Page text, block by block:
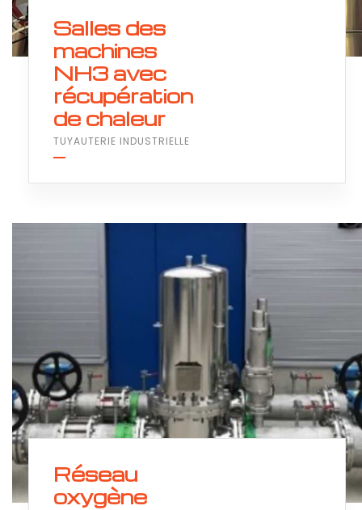
Salles des
machines
NH3 avec
récupération
de chaleur
TUYAUTERIE INDUSTRIELLE
Réseau
oxygène